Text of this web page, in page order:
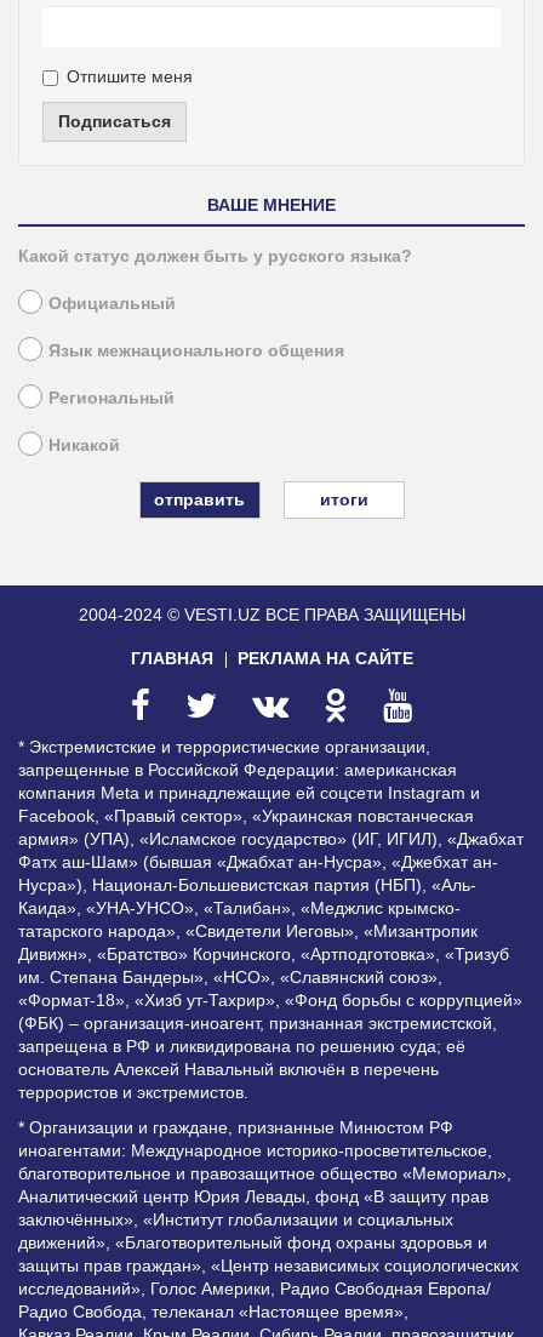
Отпишите меня
Подписаться
ВАШЕ МНЕНИЕ
Какой статус должен быть у русского языка?
Официальный
Язык межнационального общения
Региональный
Никакой
итоги
2004-2024 © VESTI.UZ ВСЕ ПРАВА ЗАЩИЩЕНЫ
ГЛАВНАЯ РЕКЛАМА НА САЙТЕ
* Экстремистские и террористические организации,
запрещенные в Российской Федерации: американская
компания Meta и принадлежащие ей соцсети Instagram и
Facebook, «Правый сектор», «Украинская повстанческая
армия» (УПА), «Исламское государство» (ИГ, ИГИЛ), «Джабхат
Фатх аш-Шам» (бывшая «Джабхат ан-Нусра», «Джебхат ан-
Нусра»), Национал-Большевистская партия (НБП), «Аль-
Каида», «УНА-УНСО», «Талибан», «Меджлис крымско-
татарского народа», «Свидетели Иеговы», «Мизантропик
Дивижн», «Братство» Корчинского, «Артподготовка», «Тризуб
им. Степана Бандеры», «НСО», «Славянский союз»,
«Формат-18», «Хизб ут-Тахрир», «Фонд борьбы с коррупцией»
(ФБК) – организация-иноагент, признанная экстремистской,
запрещена в РФ и ликвидирована по решению суда; её
основатель Алексей Навальный включён в перечень
террористов и экстремистов.
* Организации и граждане, признанные Минюстом РФ
иноагентами: Международное историко-просветительское,
благотворительное и правозащитное общество «Мемориал»,
Аналитический центр Юрия Левады, фонд «В защиту прав
заключённых», «Институт глобализации и социальных
движений», «Благотворительный фонд охраны здоровья и
защиты прав граждан», «Центр независимых социологических
исследований», Голос Америки, Радио Свободная Европа/
Радио Свобода, телеканал «Настоящее время»,